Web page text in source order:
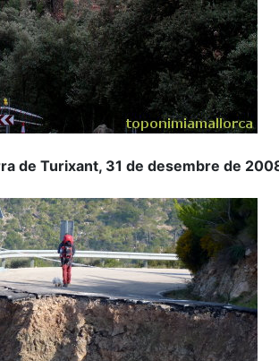
de Turixant, 31 de desembre de